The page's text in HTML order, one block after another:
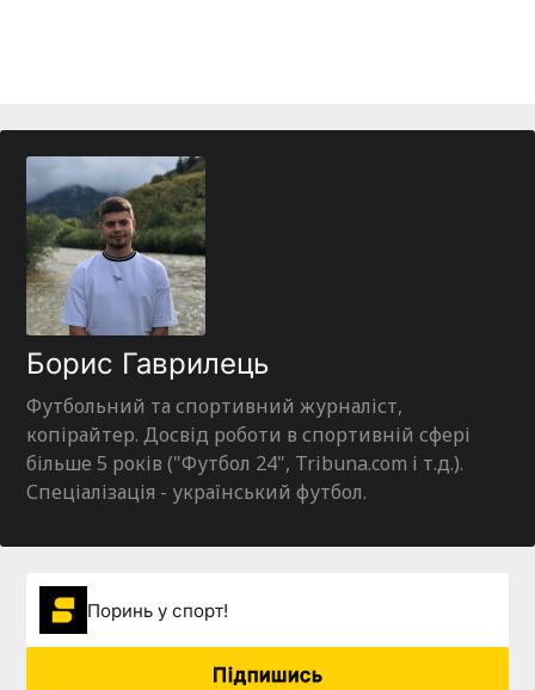
Борис Гаврилець
Футбольний та спортивний журналіст,
копірайтер. Досвід роботи в спортивній сфері
більше 5 років ("Футбол 24", Tribuna.com і т.д.).
Спеціалізація - український футбол.
Поринь у спорт!
Підпишись